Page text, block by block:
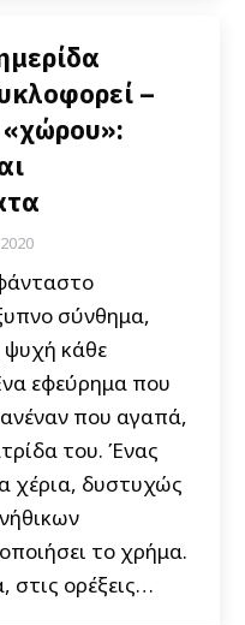
–
«χώρου»:
σύνθημα,
ψυχή κάθε
εφεύρημα που
που αγαπά,
του. Ένας
χέρια, δυστυχώς
το χρήμα.
ορέξεις…